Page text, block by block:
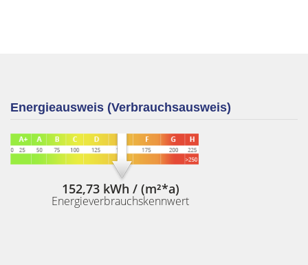
Energieausweis (Verbrauchsausweis)
152,73 kWh / (m²*a)
Energieverbrauchskennwert